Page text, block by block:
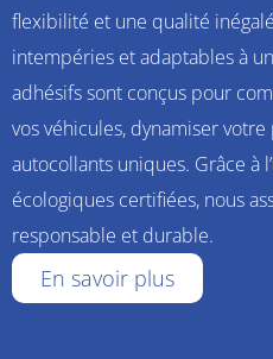
flexibilité et une qualité
intempéries et adaptables à
adhésifs sont conçus pour
vos véhicules, dynamiser
autocollants uniques. Grâce à
écologiques certifiées, nous
responsable et durable.
En savoir plus